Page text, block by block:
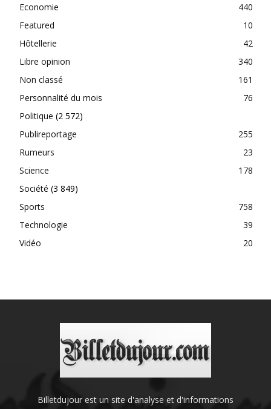
Economie
440
Featured
10
Hôtellerie
42
Libre opinion
340
Non classé
161
Personnalité du mois
76
Politique (2 572)
Publireportage
255
Rumeurs
23
Science
178
Société (3 849)
Sports
758
Technologie
39
Vidéo
20
Billetdujour est un site d'analyse et d'informations